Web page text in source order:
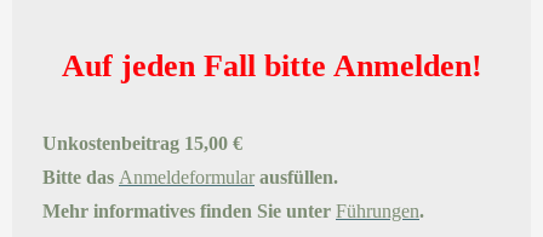
Auf jeden Fall bitte Anmelden!
Unkostenbeitrag 15,00 €
Bitte das Anmeldeformular ausfüllen.
Mehr informatives finden Sie unter Führungen.